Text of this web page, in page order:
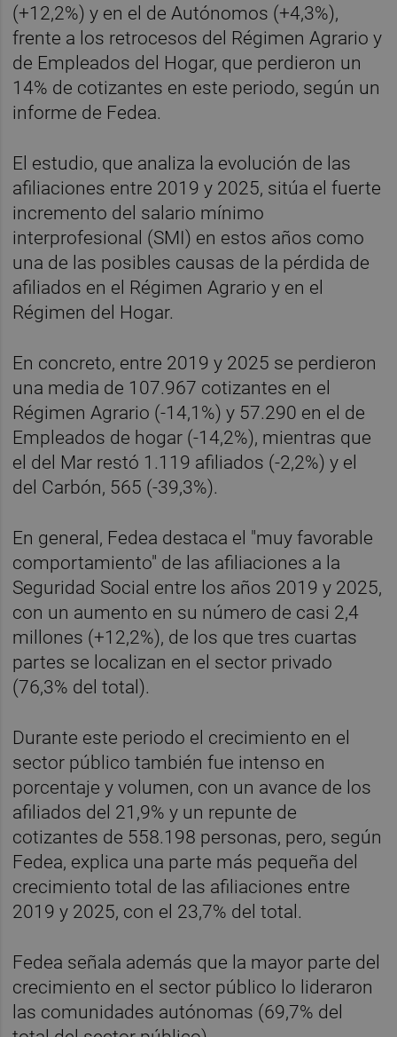
(+12,2%) y en el de Autónomos (+4,3%),
frente a los retrocesos del Régimen Agrario y
de Empleados del Hogar, que perdieron un
14% de cotizantes en este periodo, según un
informe de Fedea.
El estudio, que analiza la evolución de las
afiliaciones entre 2019 y 2025, sitúa el fuerte
incremento del salario mínimo
interprofesional (SMI) en estos años como
una de las posibles causas de la pérdida de
afiliados en el Régimen Agrario y en el
Régimen del Hogar.
En concreto, entre 2019 y 2025 se perdieron
una media de 107.967 cotizantes en el
Régimen Agrario (-14,1%) y 57.290 en el de
Empleados de hogar (-14,2%), mientras que
el del Mar restó 1.119 afiliados (-2,2%) y el
del Carbón, 565 (-39,3%).
En general, Fedea destaca el "muy favorable
comportamiento" de las afiliaciones a la
Seguridad Social entre los años 2019 y 2025,
con un aumento en su número de casi 2,4
millones (+12,2%), de los que tres cuartas
partes se localizan en el sector privado
(76,3% del total).
Durante este periodo el crecimiento en el
sector público también fue intenso en
porcentaje y volumen, con un avance de los
afiliados del 21,9% y un repunte de
cotizantes de 558.198 personas, pero, según
Fedea, explica una parte más pequeña del
crecimiento total de las afiliaciones entre
2019 y 2025, con el 23,7% del total.
Fedea señala además que la mayor parte del
crecimiento en el sector público lo lideraron
las comunidades autónomas (69,7% del